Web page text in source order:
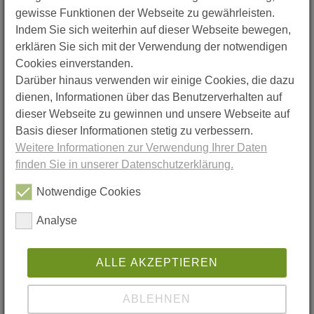
Abrechnungen diesen Fehler schon
reklamiert hat.
In einem vom Bundesgerichtshof
entschiedenen Fall hatte der Vermieter 700
Euro Vorauszahlungen des Mieters…
mehr
Tipp des DMB Hannover e. V. :
Beruf und Wohnung
Gewerbliche Nutzung einer
Wohnung
gestattet. Anders nur, wenn im Mietvertrag
auch eine gewerbliche Nutzung
vorgesehen ist (Mischmietverhältnis) oder
der Vermieter der beruflichen Nutzung der
Wohnung zustimmt oder er sie erlauben
gewisse Funktionen der Webseite zu gewährleisten.
Indem Sie sich weiterhin auf dieser Webseite bewegen,
erklären Sie sich mit der Verwendung der notwendigen
Cookies einverstanden.
Darüber hinaus verwenden wir einige Cookies, die dazu
dienen, Informationen über das Benutzerverhalten auf
dieser Webseite zu gewinnen und unsere Webseite auf
Basis dieser Informationen stetig zu verbessern.
Weitere Informationen zur Verwendung Ihrer Daten
finden Sie in unserer Datenschutzerklärung.
Notwendige Cookies
Analyse
ALLE AKZEPTIEREN
ABLEHNEN